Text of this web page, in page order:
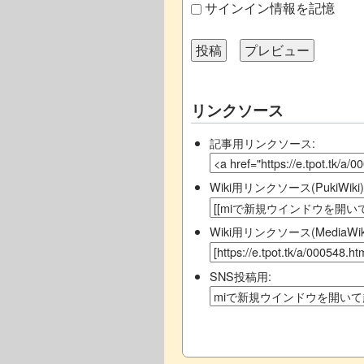
サインイン情報を記憶
リンクソース
記事用リンクソース:
Wiki用リンクソース
Wiki用リンクソース
SNS投稿用: